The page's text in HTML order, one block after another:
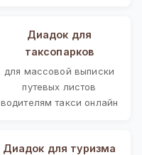
Диадок для
таксопарков
для массовой выписки
путевых листов
водителям такси онлайн
Диадок для туризма